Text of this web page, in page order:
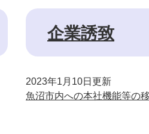
企業誘致
2023年1月10日更新
魚沼市内への本社機能等の